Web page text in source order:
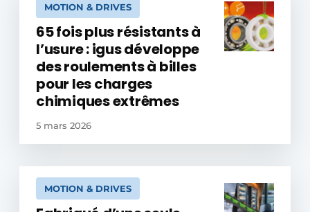
MOTION & DRIVES
65 fois plus résistants à
l’usure : igus développe
des roulements à billes
pour les charges
chimiques extrêmes
5 mars 2026
MOTION & DRIVES